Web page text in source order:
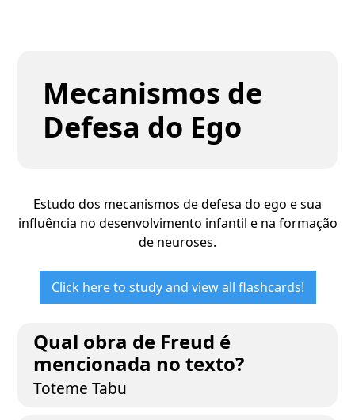
Mecanismos de
Defesa do Ego
Estudo dos mecanismos de defesa do ego e sua
influência no desenvolvimento infantil e na formação
de neuroses.
Click here to study and view all flashcards!
Qual obra de Freud é
mencionada no texto?
Toteme Tabu